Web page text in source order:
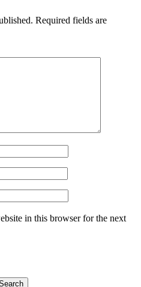
Required fields are
in this browser for the next